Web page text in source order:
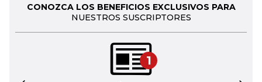
CONOZCA LOS BENEFICIOS EXCLUSIVOS PARA
NUESTROS SUSCRIPTORES
1